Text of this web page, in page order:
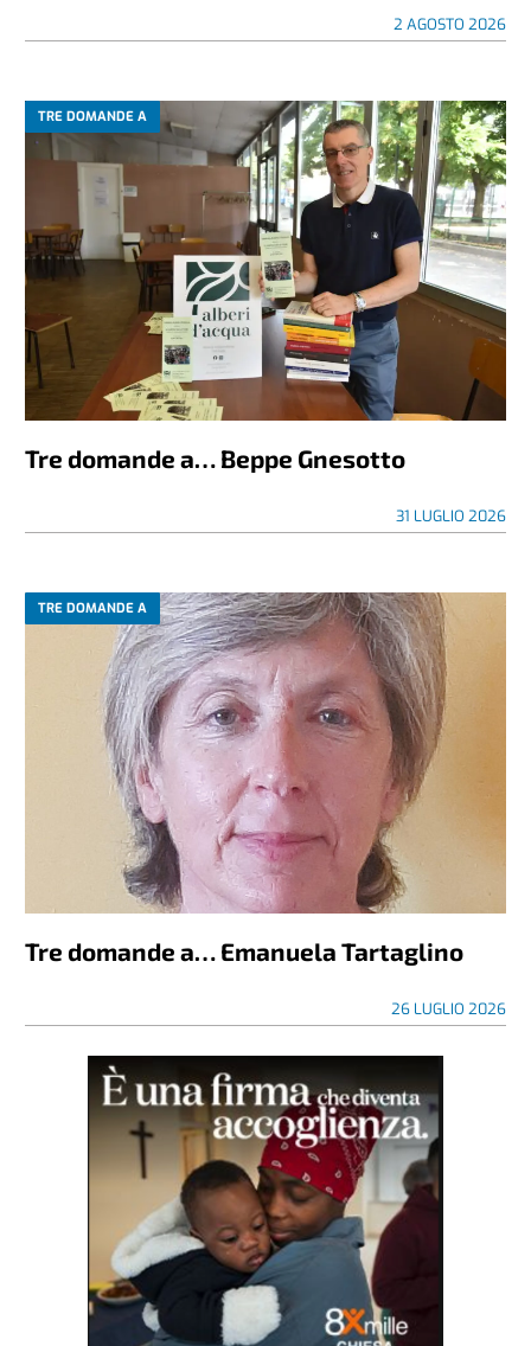
2 AGOSTO 2026
TRE DOMANDE A
Tre domande a… Beppe Gnesotto
31 LUGLIO 2026
TRE DOMANDE A
Tre domande a… Emanuela Tartaglino
26 LUGLIO 2026